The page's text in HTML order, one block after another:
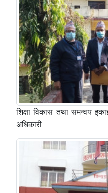
शिक्षा विकास तथा समन्वय
अधिकारी